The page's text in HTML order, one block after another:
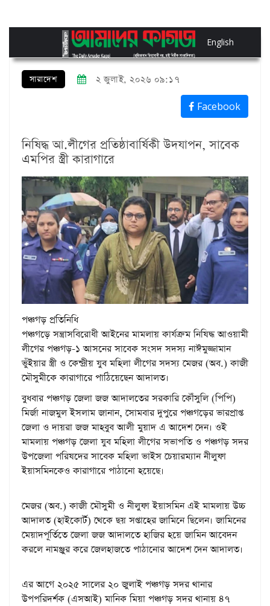
English
সারাদেশ ২ জুলাই, ২০২৬ ০৯:১৭
Facebook
নিষিদ্ধ আ.লীগের প্রতিষ্ঠাবার্ষিকী উদযাপন, সাবেক
এমপির স্ত্রী কারাগারে
পঞ্চগড় প্রতিনিধি
পঞ্চগড়ে সন্ত্রাসবিরোধী আইনের মামলায় কার্যক্রম নিষিদ্ধ আওয়ামী
লীগের পঞ্চগড়-১ আসনের সাবেক সংসদ সদস্য নাঈমুজ্জামান
ভুঁইয়ার স্ত্রী ও কেন্দ্রীয় যুব মহিলা লীগের সদস্য মেজর (অব.) কাজী
মৌসুমীকে কারাগারে পাঠিয়েছেন আদালত।
বুধবার পঞ্চগড় জেলা জজ আদালতের সরকারি কৌঁসুলি (পিপি)
মির্জা নাজমুল ইসলাম জানান, সোমবার দুপুরে পঞ্চগড়ের ভারপ্রাপ্ত
জেলা ও দায়রা জজ মাহবুব আলী মুয়াদ এ আদেশ দেন। ওই
মামলায় পঞ্চগড় জেলা যুব মহিলা লীগের সভাপতি ও পঞ্চগড় সদর
উপজেলা পরিষদের সাবেক মহিলা ভাইস চেয়ারম্যান নীলুফা
ইয়াসমিনকেও কারাগারে পাঠানো হয়েছে।
মেজর (অব.) কাজী মৌসুমী ও নীলুফা ইয়াসমিন এই মামলায় উচ্চ
আদালত (হাইকোর্ট) থেকে ছয় সপ্তাহের জামিনে ছিলেন। জামিনের
মেয়াদপূর্তিতে জেলা জজ আদালতে হাজির হয়ে জামিন আবেদন
করলে নামঞ্জুর করে জেলহাজতে পাঠানোর আদেশ দেন আদালত।
এর আগে ২০২৫ সালের ২০ জুলাই পঞ্চগড় সদর থানার
উপপরিদর্শক (এসআই) মানিক মিয়া পঞ্চগড় সদর থানায় ৪৭